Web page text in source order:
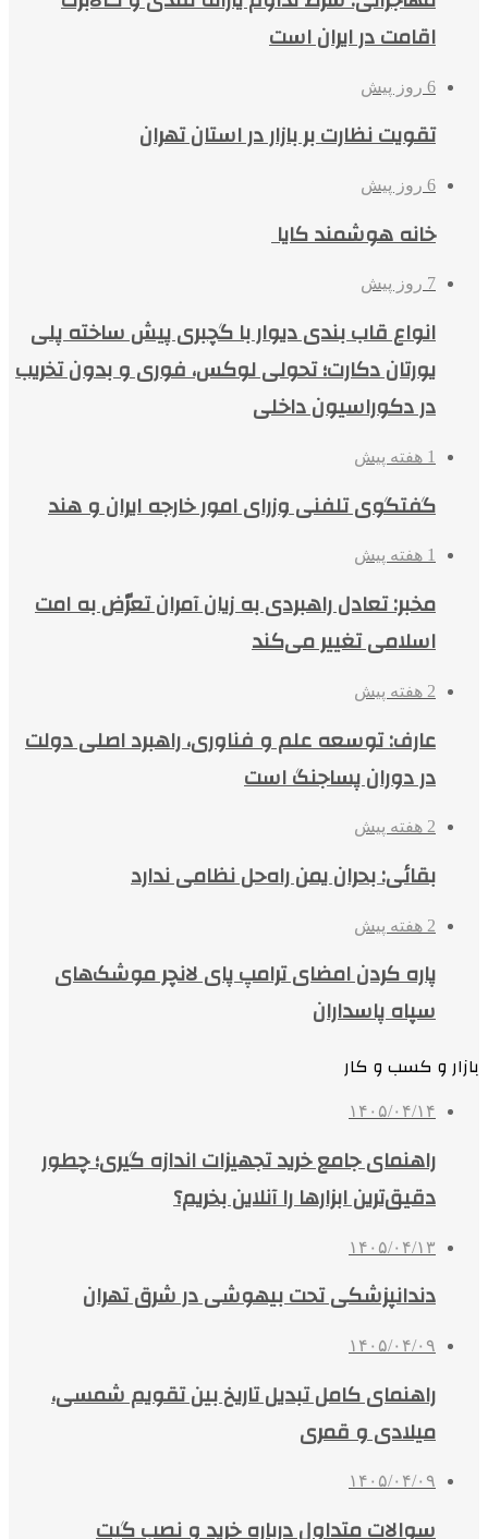
اقامت در ایران است
6 روز پیش
تقویت نظارت بر بازار در استان تهران
6 روز پیش
خانه هوشمند کایا
7 روز پیش
انواع قاب بندی دیوار با گچبری پیش ساخته پلی
یورتان دکارت؛ تحولی لوکس، فوری و بدون تخریب
در دکوراسیون داخلی
1 هفته پیش
گفتگوی تلفنی وزرای امور خارجه ایران و هند
1 هفته پیش
مخبر: تعادل راهبردی به زیان آمران تعرّض به امت
اسلامی تغییر می‌کند
2 هفته پیش
عارف: توسعه علم و فناوری، راهبرد اصلی دولت
در دوران پساجنگ است
2 هفته پیش
بقائی: بحران یمن راه‌حل نظامی ندارد
2 هفته پیش
پاره کردن امضای ترامپ پای لانچر موشک‌های
سپاه پاسداران
بازار و کسب و کار
۱۴۰۵/۰۴/۱۴
راهنمای جامع خرید تجهیزات اندازه گیری؛ چطور
دقیق‌ترین ابزارها را آنلاین بخریم؟
۱۴۰۵/۰۴/۱۳
دندانپزشکی تحت بیهوشی در شرق تهران
۱۴۰۵/۰۴/۰۹
راهنمای کامل تبدیل تاریخ بین تقویم شمسی،
میلادی و قمری
۱۴۰۵/۰۴/۰۹
سوالات متداول درباره خرید و نصب گیت